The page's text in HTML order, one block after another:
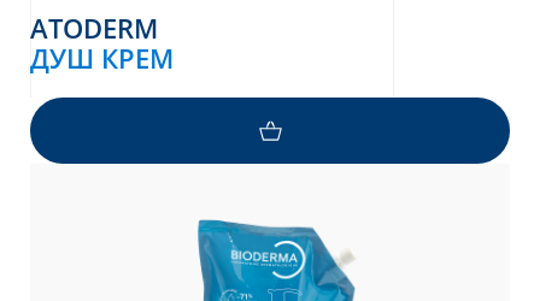
ATODERM
ДУШ КРЕМ